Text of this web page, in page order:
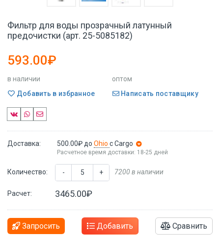
Фильтр для воды прозрачный латунный
предочистки (арт. 25-5085182)
593.00₽
в наличии
оптом
Добавить в избранное
Написать поставщику
Доставка: 500.00₽ до Ohio с Cargo
Расчетное время доставки: 18-25 дней
Количество: - + 7200 в наличии
Расчет: 3465.00₽
Запросить Добавить Сравнить